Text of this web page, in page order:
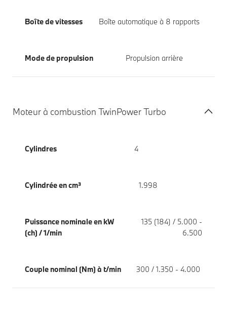
Boîte de vitesses Boîte automatique à 8 rapports
Mode de propulsion Propulsion arrière
Moteur à combustion TwinPower Turbo
Cylindres 4
Cylindrée en cm³ 1.998
Puissance nominale en kW
(ch) / 1/min
135 (184) / 5.000 -
6.500
Couple nominal (Nm) à t/min 300 / 1.350 - 4.000